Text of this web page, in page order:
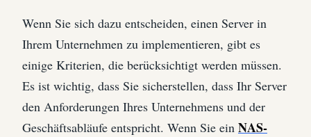
Wenn Sie sich dazu entscheiden, einen Server in
Ihrem Unternehmen zu implementieren, gibt es
einige Kriterien, die berücksichtigt werden müssen.
Es ist wichtig, dass Sie sicherstellen, dass Ihr Server
den Anforderungen Ihres Unternehmens und der
Geschäftsabläufe entspricht. Wenn Sie ein NAS-